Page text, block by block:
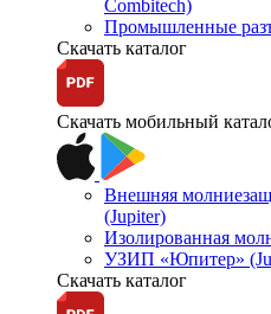
Combitech)
Промышленные
Скачать каталог
Скачать мобильный
Внешняя
(Jupiter)
Изолированная
УЗИП «Юпитер»
Скачать каталог